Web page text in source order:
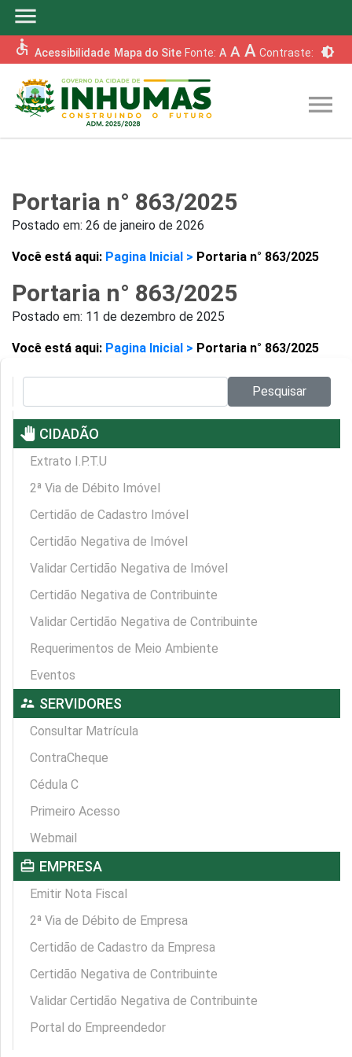
menu
accessible Acessibilidade Mapa do Site Fonte: A A A Contraste: brightness_6
menu
Portaria n° 863/2025
Postado em: 26 de janeiro de 2026
Você está aqui: Pagina Inicial > Portaria n° 863/2025
Portaria n° 863/2025
Postado em: 11 de dezembro de 2025
Você está aqui: Pagina Inicial > Portaria n° 863/2025
Pesquisar
pan_tool CIDADÃO
Extrato I.P.T.U
2ª Via de Débito Imóvel
Certidão de Cadastro Imóvel
Certidão Negativa de Imóvel
Validar Certidão Negativa de Imóvel
Certidão Negativa de Contribuinte
Validar Certidão Negativa de Contribuinte
Requerimentos de Meio Ambiente
Eventos
supervisor_account SERVIDORES
Consultar Matrícula
ContraCheque
Cédula C
Primeiro Acesso
Webmail
card_travel EMPRESA
Emitir Nota Fiscal
2ª Via de Débito de Empresa
Certidão de Cadastro da Empresa
Certidão Negativa de Contribuinte
Validar Certidão Negativa de Contribuinte
Portal do Empreendedor